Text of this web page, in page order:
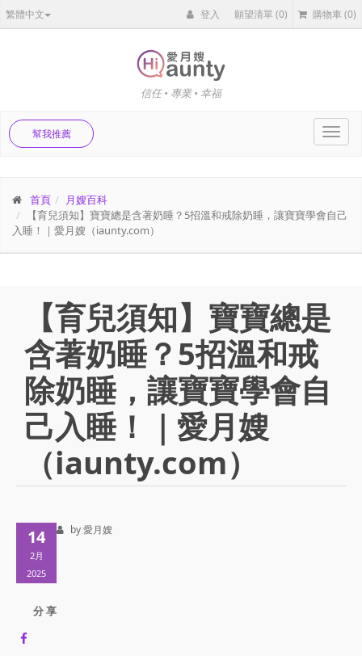
繁體中文 登入 願望清單(0) 購物車 (0)
信任 • 專業 • 幸福
幫我推薦
首頁
月嫂百科
【育兒須知】寶寶總是含著奶睡？5招溫和戒除奶睡，讓寶寶學會自己
入睡！｜愛月嫂（iaunty.com）
【育兒須知】寶寶總是
含著奶睡？5招溫和戒
除奶睡，讓寶寶學會自
己入睡！｜愛月嫂
（iaunty.com）
14
2月
2025
分 享
by 愛月嫂